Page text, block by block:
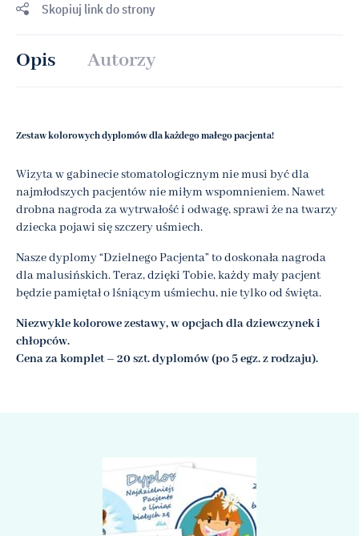
Skopiuj link do strony
Opis Autorzy
Zestaw kolorowych dyplomów dla każdego małego pacjenta!
Wizyta w gabinecie stomatologicznym nie musi być dla
najmłodszych pacjentów nie miłym wspomnieniem. Nawet
drobna nagroda za wytrwałość i odwagę, sprawi że na twarzy
dziecka pojawi się szczery uśmiech.
Nasze dyplomy “Dzielnego Pacjenta” to doskonała nagroda
dla malusińskich. Teraz, dzięki Tobie, każdy mały pacjent
będzie pamiętał o lśniącym uśmiechu, nie tylko od święta.
Niezwykle kolorowe zestawy, w opcjach dla dziewczynek i
chłopców.
Cena za komplet – 20 szt. dyplomów (po 5 egz. z rodzaju).